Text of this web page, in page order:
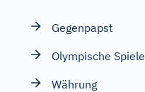
Gegenpapst
Olympische Spiele
Währung